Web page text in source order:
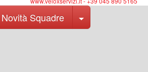
Novità Squadre Toggle Dropdown